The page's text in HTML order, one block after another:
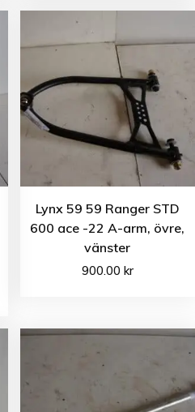
Lynx 59 59 Ranger STD
600 ace -22 A-arm, övre,
vänster
900.00 kr